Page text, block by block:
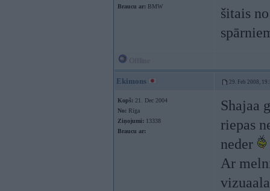
Braucu ar: BMW
šitais
Ekimons 29. Feb 2008,
Kopš: 21. Dec 2004
No: Rīga
Ziņojumi: 13338
Braucu ar:
Shajaa
riepas
neder
Ar